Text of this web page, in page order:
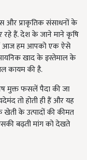
और प्राकृतिक संसाधनों के
हैं. देश के जाने माने कृषि
में आज हम आपको एक ऐसे
खाद के इस्तेमाल के
कायम की है.
मुक्त फसलें पैदा की जा
तो होती ही हैं और यह
खेती के उत्पादों की कीमत
बढ़ती मांग को देखते